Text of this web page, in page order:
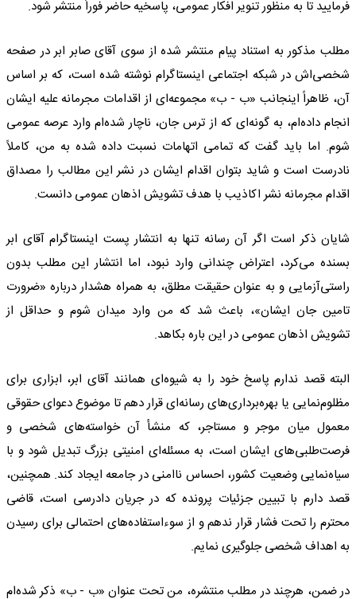
فرمایید تا به منظور تنویر افکار عمومی، پاسخیه حاضر فوراً منتشر شود.
مطلب مذکور به استناد پیام منتشر شده از سوی آقای صابر ابر در صفحه
شخصی‌اش در شبکه اجتماعی اینستاگرام نوشته شده است، که بر اساس
آن، ظاهراً اینجانب «ب - ب» مجموعه‌ای از اقدامات مجرمانه علیه ایشان
انجام داده‌ام، به گونه‌ای که از ترس جان، ناچار شده‌ام وارد عرصه عمومی
شوم. اما باید گفت که تمامی اتهامات نسبت داده شده به من، کاملاً
نادرست است و شاید بتوان اقدام ایشان در نشر این مطالب را مصداق
اقدام مجرمانه نشر اکاذیب با هدف تشویش اذهان عمومی دانست.
شایان ذکر است اگر آن رسانه تنها به انتشار پست اینستاگرام آقای ابر
بسنده می‌کرد، اعتراض چندانی وارد نبود، اما انتشار این مطلب بدون
راستی‌آزمایی و به عنوان حقیقت مطلق، به همراه هشدار درباره «ضرورت
تامین جان ایشان»، باعث شد که من وارد میدان شوم و حداقل از
تشویش اذهان عمومی در این باره بکاهد.
البته قصد ندارم پاسخ خود را به شیوه‌ای همانند آقای ابر، ابزاری برای
مظلوم‌نمایی یا بهره‌برداری‌های رسانه‌ای قرار دهم تا موضوع دعوای حقوقی
معمول میان موجر و مستاجر، که منشأ آن خواسته‌های شخصی و
فرصت‌طلبی‌های ایشان است، به مسئله‌ای امنیتی بزرگ تبدیل شود و با
سیاه‌نمایی وضعیت کشور، احساس ناامنی در جامعه ایجاد کند. همچنین،
قصد دارم با تبیین جزئیات پرونده که در جریان دادرسی است، قاضی
محترم را تحت فشار قرار ندهم و از سوءاستفاده‌های احتمالی برای رسیدن
به اهداف شخصی جلوگیری نمایم.
در ضمن، هرچند در مطلب منتشره، من تحت عنوان «ب - ب» ذکر شده‌ام